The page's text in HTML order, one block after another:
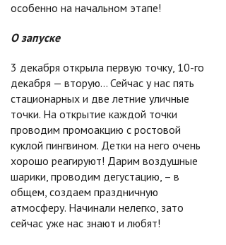
особенно на начальном этапе!
О запуске
3 декабря открыла первую точку, 10-го
декабря — вторую… Сейчас у нас пять
стационарных и две летние уличные
точки. На открытие каждой точки
проводим промоакцию с ростовой
куклой пингвином. Детки на него очень
хорошо реагируют! Дарим воздушные
шарики, проводим дегустацию, – в
общем, создаем праздничную
атмосферу. Начинали нелегко, зато
сейчас уже нас знают и любят!